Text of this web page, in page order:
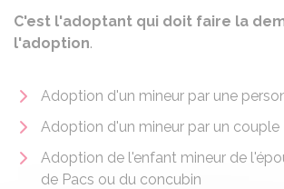
C'est l'adoptant qui doit faire la
l'adoption.
Adoption d'un mineur par une
Adoption d'un mineur par un couple
Adoption de l'enfant mineur de
de Pacs ou du concubin